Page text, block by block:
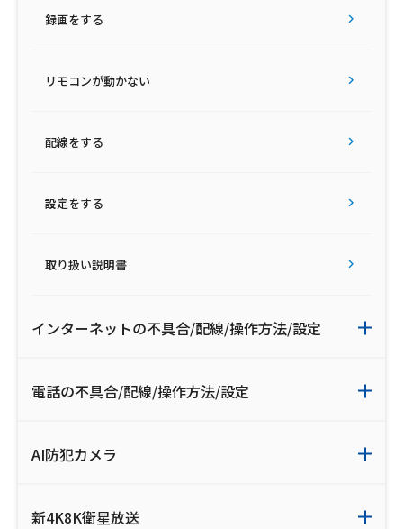
録画をする
リモコンが動かない
配線をする
設定をする
取り扱い説明書
インターネットの不具合/配線/操作方法/設定
電話の不具合/配線/操作方法/設定
AI防犯カメラ
新4K8K衛星放送